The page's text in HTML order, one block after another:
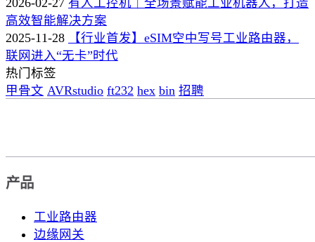
高效智能解决方案
2025-11-28
【行业首发】eSIM空中写号工业路由器，
联网进入“无卡”时代
热门标签
甲骨文 AVRstudio ft232 hex bin 招聘
产品
工业路由器
边缘网关